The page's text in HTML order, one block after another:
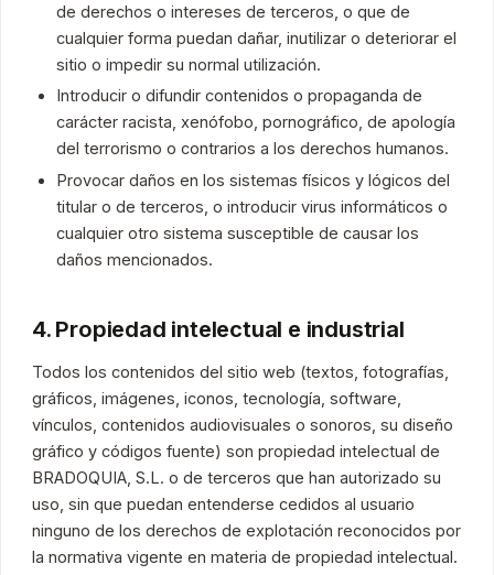
de derechos o intereses de terceros, o que de
cualquier forma puedan dañar, inutilizar o deteriorar el
sitio o impedir su normal utilización.
Introducir o difundir contenidos o propaganda de
carácter racista, xenófobo, pornográfico, de apología
del terrorismo o contrarios a los derechos humanos.
Provocar daños en los sistemas físicos y lógicos del
titular o de terceros, o introducir virus informáticos o
cualquier otro sistema susceptible de causar los
daños mencionados.
4. Propiedad intelectual e industrial
Todos los contenidos del sitio web (textos, fotografías,
gráficos, imágenes, iconos, tecnología, software,
vínculos, contenidos audiovisuales o sonoros, su diseño
gráfico y códigos fuente) son propiedad intelectual de
BRADOQUIA, S.L. o de terceros que han autorizado su
uso, sin que puedan entenderse cedidos al usuario
ninguno de los derechos de explotación reconocidos por
la normativa vigente en materia de propiedad intelectual.